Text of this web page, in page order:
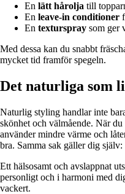
En lätt hårolja till
En leave-in conditioner
En texturspray som ger
Med dessa kan du snabbt
mycket tid framför spegeln.
Det naturliga som
Naturlig styling handlar inte
skönhet och välmående. När
använder mindre värme och
bra. Samma sak gäller dig själv:
Ett hälsosamt och avslappnat
personligt och i harmoni med
vackert.